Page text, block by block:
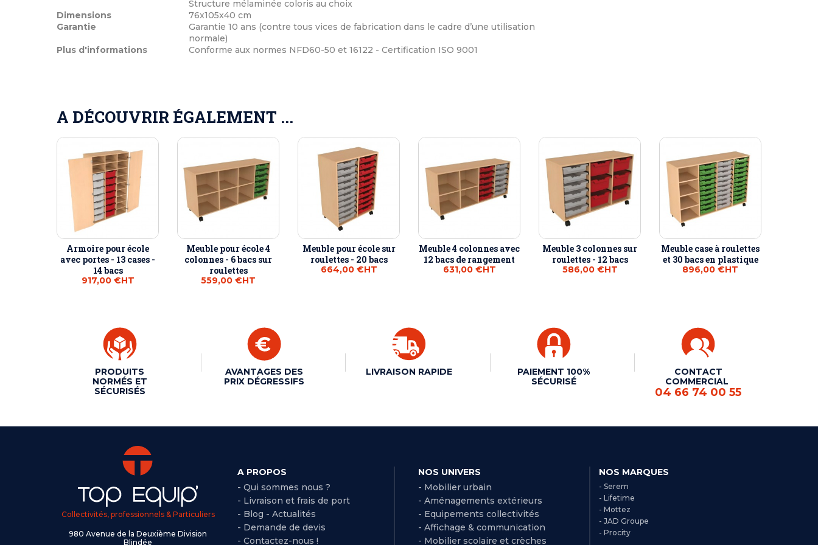
Structure mélaminée coloris au choix
Dimensions
76x105x40 cm
Garantie
Garantie 10 ans (contre tous vices de fabrication dans le cadre d’une utilisation
normale)
Plus d'informations
Conforme aux normes NFD60-50 et 16122 - Certification ISO 9001
A DÉCOUVRIR ÉGALEMENT ...
Armoire pour école
avec portes - 13 cases -
14 bacs
917,00 €HT
Meuble pour école 4
colonnes - 6 bacs sur
roulettes
559,00 €HT
Meuble pour école sur
roulettes - 20 bacs
664,00 €HT
Meuble 4 colonnes avec
12 bacs de rangement
631,00 €HT
Meuble 3 colonnes sur
roulettes - 12 bacs
586,00 €HT
Meuble case à roulettes
et 30 bacs en plastique
896,00 €HT
PRODUITS
NORMÉS ET
SÉCURISÉS
AVANTAGES DES
PRIX DÉGRESSIFS
LIVRAISON RAPIDE
PAIEMENT 100%
SÉCURISÉ
CONTACT
COMMERCIAL
04 66 74 00 55
Collectivités, professionnels & Particuliers
980 Avenue de la Deuxième Division
Blindée
A PROPOS
- Qui sommes nous ?
- Livraison et frais de port
- Blog - Actualités
- Demande de devis
- Contactez-nous !
NOS UNIVERS
- Mobilier urbain
- Aménagements extérieurs
- Equipements collectivités
- Affichage & communication
- Mobilier scolaire et crèches
NOS MARQUES
- Serem
- Lifetime
- Mottez
- JAD Groupe
- Procity